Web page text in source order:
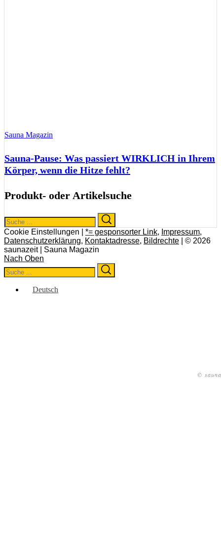
©
Sauna Magazin
Sauna-Pause: Was passiert WIRKLICH in Ihrem
Körper, wenn die Hitze fehlt?
Produkt- oder Artikelsuche
Search
for:
Cookie Einstellungen | *= gesponsorter Link, Impressum,
Datenschutzerklärung, Kontaktadresse, Bildrechte | © 2026
saunazeit | Sauna Magazin
Nach Oben
Search
for:
Deutsch